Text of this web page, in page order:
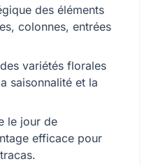
des éléments
colonnes, entrées
variétés florales
saisonnalité et la
le jour de
efficace pour